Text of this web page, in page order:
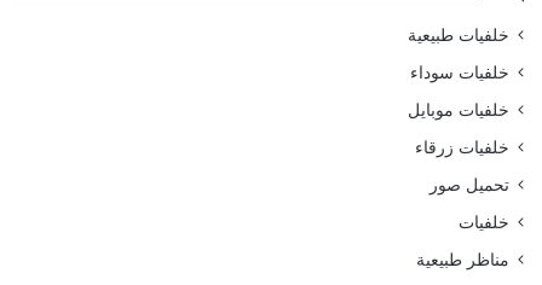
خلفيات طبيعية
خلفيات سوداء
خلفيات موبايل
خلفيات زرقاء
تحميل صور
خلفيات
مناظر طبيعية